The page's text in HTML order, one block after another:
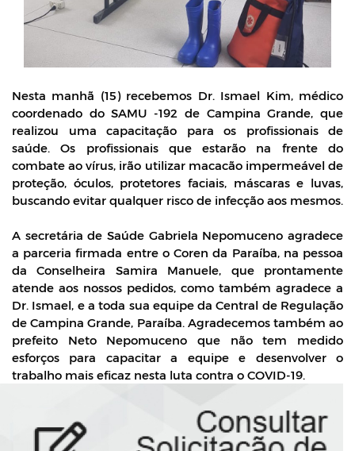
Nesta manhã (15) recebemos Dr. Ismael Kim, médico
coordenado do SAMU -192 de Campina Grande, que
realizou uma capacitação para os profissionais de
saúde. Os profissionais que estarão na frente do
combate ao vírus, irão utilizar macacão impermeável de
proteção, óculos, protetores faciais, máscaras e luvas,
A secretária de Saúde Gabriela Nepomuceno agradece
a parceria firmada entre o Coren da Paraíba, na pessoa
da Conselheira Samira Manuele, que prontamente
atende aos nossos pedidos, como também agradece a
Dr. Ismael, e a toda sua equipe da Central de Regulação
de Campina Grande, Paraíba. Agradecemos também ao
prefeito Neto Nepomuceno que não tem medido
esforços para capacitar a equipe e desenvolver o
trabalho mais eficaz nesta luta contra o COVID-19.